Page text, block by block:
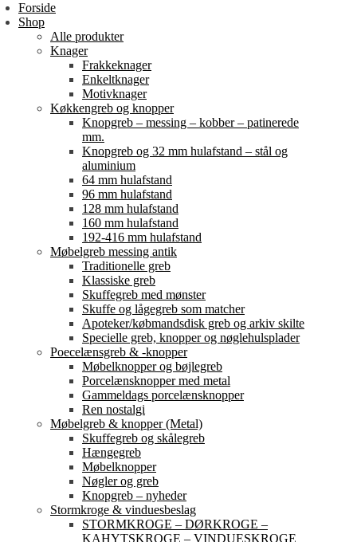
Forside
Shop
Alle produkter
Knager
Frakkeknager
Enkeltknager
Motivknager
Køkkengreb og knopper
Knopgreb – messing – kobber – patinerede
mm.
Knopgreb og 32 mm hulafstand – stål og
aluminium
64 mm hulafstand
96 mm hulafstand
128 mm hulafstand
160 mm hulafstand
192-416 mm hulafstand
Møbelgreb messing antik
Traditionelle greb
Klassiske greb
Skuffegreb med mønster
Skuffe og lågegreb som matcher
Apoteker/købmandsdisk greb og arkiv skilte
Specielle greb, knopper og nøglehulsplader
Poecelænsgreb & -knopper
Møbelknopper og bøjlegreb
Porcelænsknopper med metal
Gammeldags porcelænsknopper
Ren nostalgi
Møbelgreb & knopper (Metal)
Skuffegreb og skålegreb
Hængegreb
Møbelknopper
Nøgler og greb
Knopgreb – nyheder
Stormkroge & vinduesbeslag
STORMKROGE – DØRKROGE –
KAHYTSKROGE – VINDUESKROGE